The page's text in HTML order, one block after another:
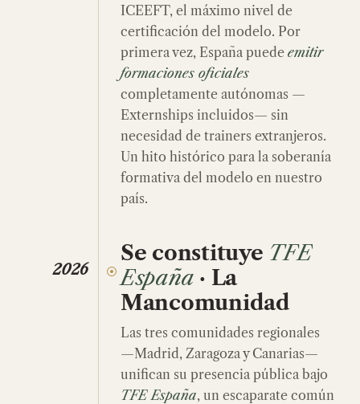
ICEEFT, el máximo nivel de
certificación del modelo. Por
primera vez, España puede emitir
formaciones oficiales
completamente autónomas —
Externships incluidos— sin
necesidad de trainers extranjeros.
Un hito histórico para la soberanía
formativa del modelo en nuestro
país.
2026
Se constituye TFE
España · La
Mancomunidad
Las tres comunidades regionales
—Madrid, Zaragoza y Canarias—
unifican su presencia pública bajo
TFE España, un escaparate común